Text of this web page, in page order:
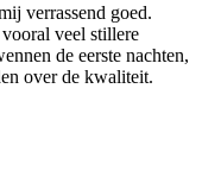
verrassend goed.
veel stillere
de eerste nachten,
over de kwaliteit.